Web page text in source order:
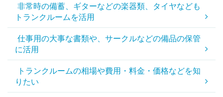
非常時の備蓄、ギターなどの楽器類、タイヤなども
トランクルームを活用
仕事用の大事な書類や、サークルなどの備品の保管
に活用
トランクルームの相場や費用・料金・価格などを知
りたい